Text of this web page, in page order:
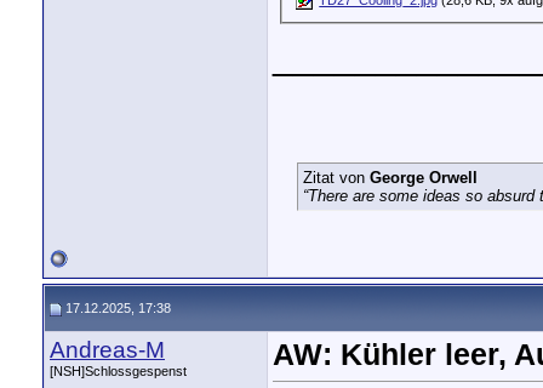
Zitat von George Orwell
“There are some ideas so
17.12.2025, 17:38
Andreas-M
[NSH]Schlossgespenst AW: Kühler leer,